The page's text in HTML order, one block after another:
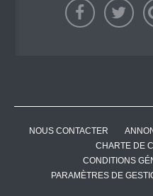
NOUS CONTACTER
CHARTE DE
CONDITIONS
PARAMÈTRES DE